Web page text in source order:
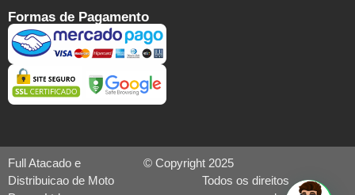
Formas de Pagamento
Full Atacado e
Distribuicao de Moto
© Copyright 2025
Todos os direitos